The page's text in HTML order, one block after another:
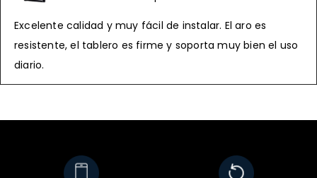
Excelente calidad y muy fácil de instalar. El aro es
resistente, el tablero es firme y soporta muy bien el uso
diario.